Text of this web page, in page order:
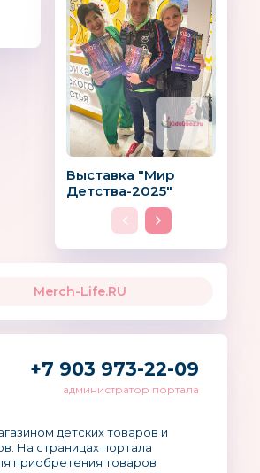
Выставка "Мир
Детства-2025"
Merch-Life.RU
+7 903 973-22-09
администратор портала
детских товаров и
На страницах портала
приобретения товаров